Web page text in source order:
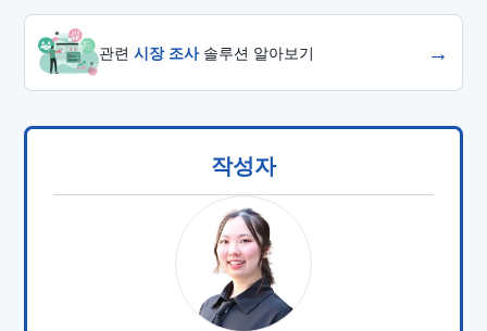
관련시장 조사솔루션 알아보기 →
작성자